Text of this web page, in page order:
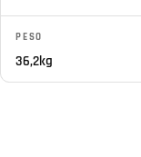
PESO
36,2kg